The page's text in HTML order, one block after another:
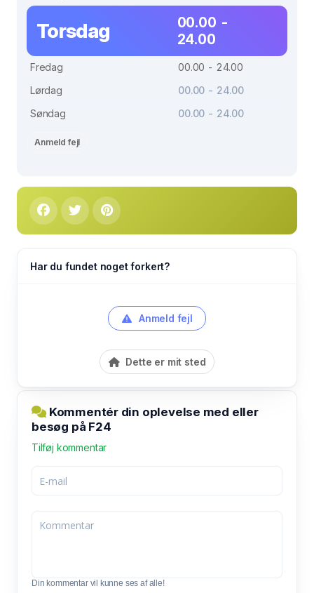
Torsdag
00.00 -
24.00
Fredag
00.00 - 24.00
Lørdag
00.00 - 24.00
Søndag
00.00 - 24.00
Anmeld fejl
Har du fundet noget forkert?
Anmeld fejl
Dette er mit sted
Kommentér din oplevelse med eller
besøg på F24
Tilføj kommentar
Din kommentar vil kunne ses af alle!